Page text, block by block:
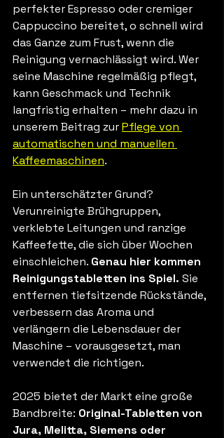
perfekter Espresso oder cremiger
Cappuccino bereitet, o schnell wird
das Ganze zum Frust, wenn die
Reinigung vernachlässigt wird. Wer
seine Maschine regelmäßig pflegt,
kann Geschmack und Technik
langfristig erhalten – mehr dazu in
unserem Beitrag zur Pflege von
automatischen und manuellen
Kaffeemaschinen.
Ein unterschätzter Grund?
Verunreinigte Brühgruppen,
verklebte Leitungen und ranzige
Kaffeefette, die sich über Wochen
einschleichen. Genau hier kommen
Reinigungstabletten ins Spiel. Sie
entfernen tiefsitzende Rückstände,
verbessern das Aroma und
verlängern die Lebensdauer der
Maschine – vorausgesetzt, man
verwendet die richtigen.
2025 bietet der Markt eine große
Bandbreite: Original-Tabletten von
Jura, Melitta, Siemens oder